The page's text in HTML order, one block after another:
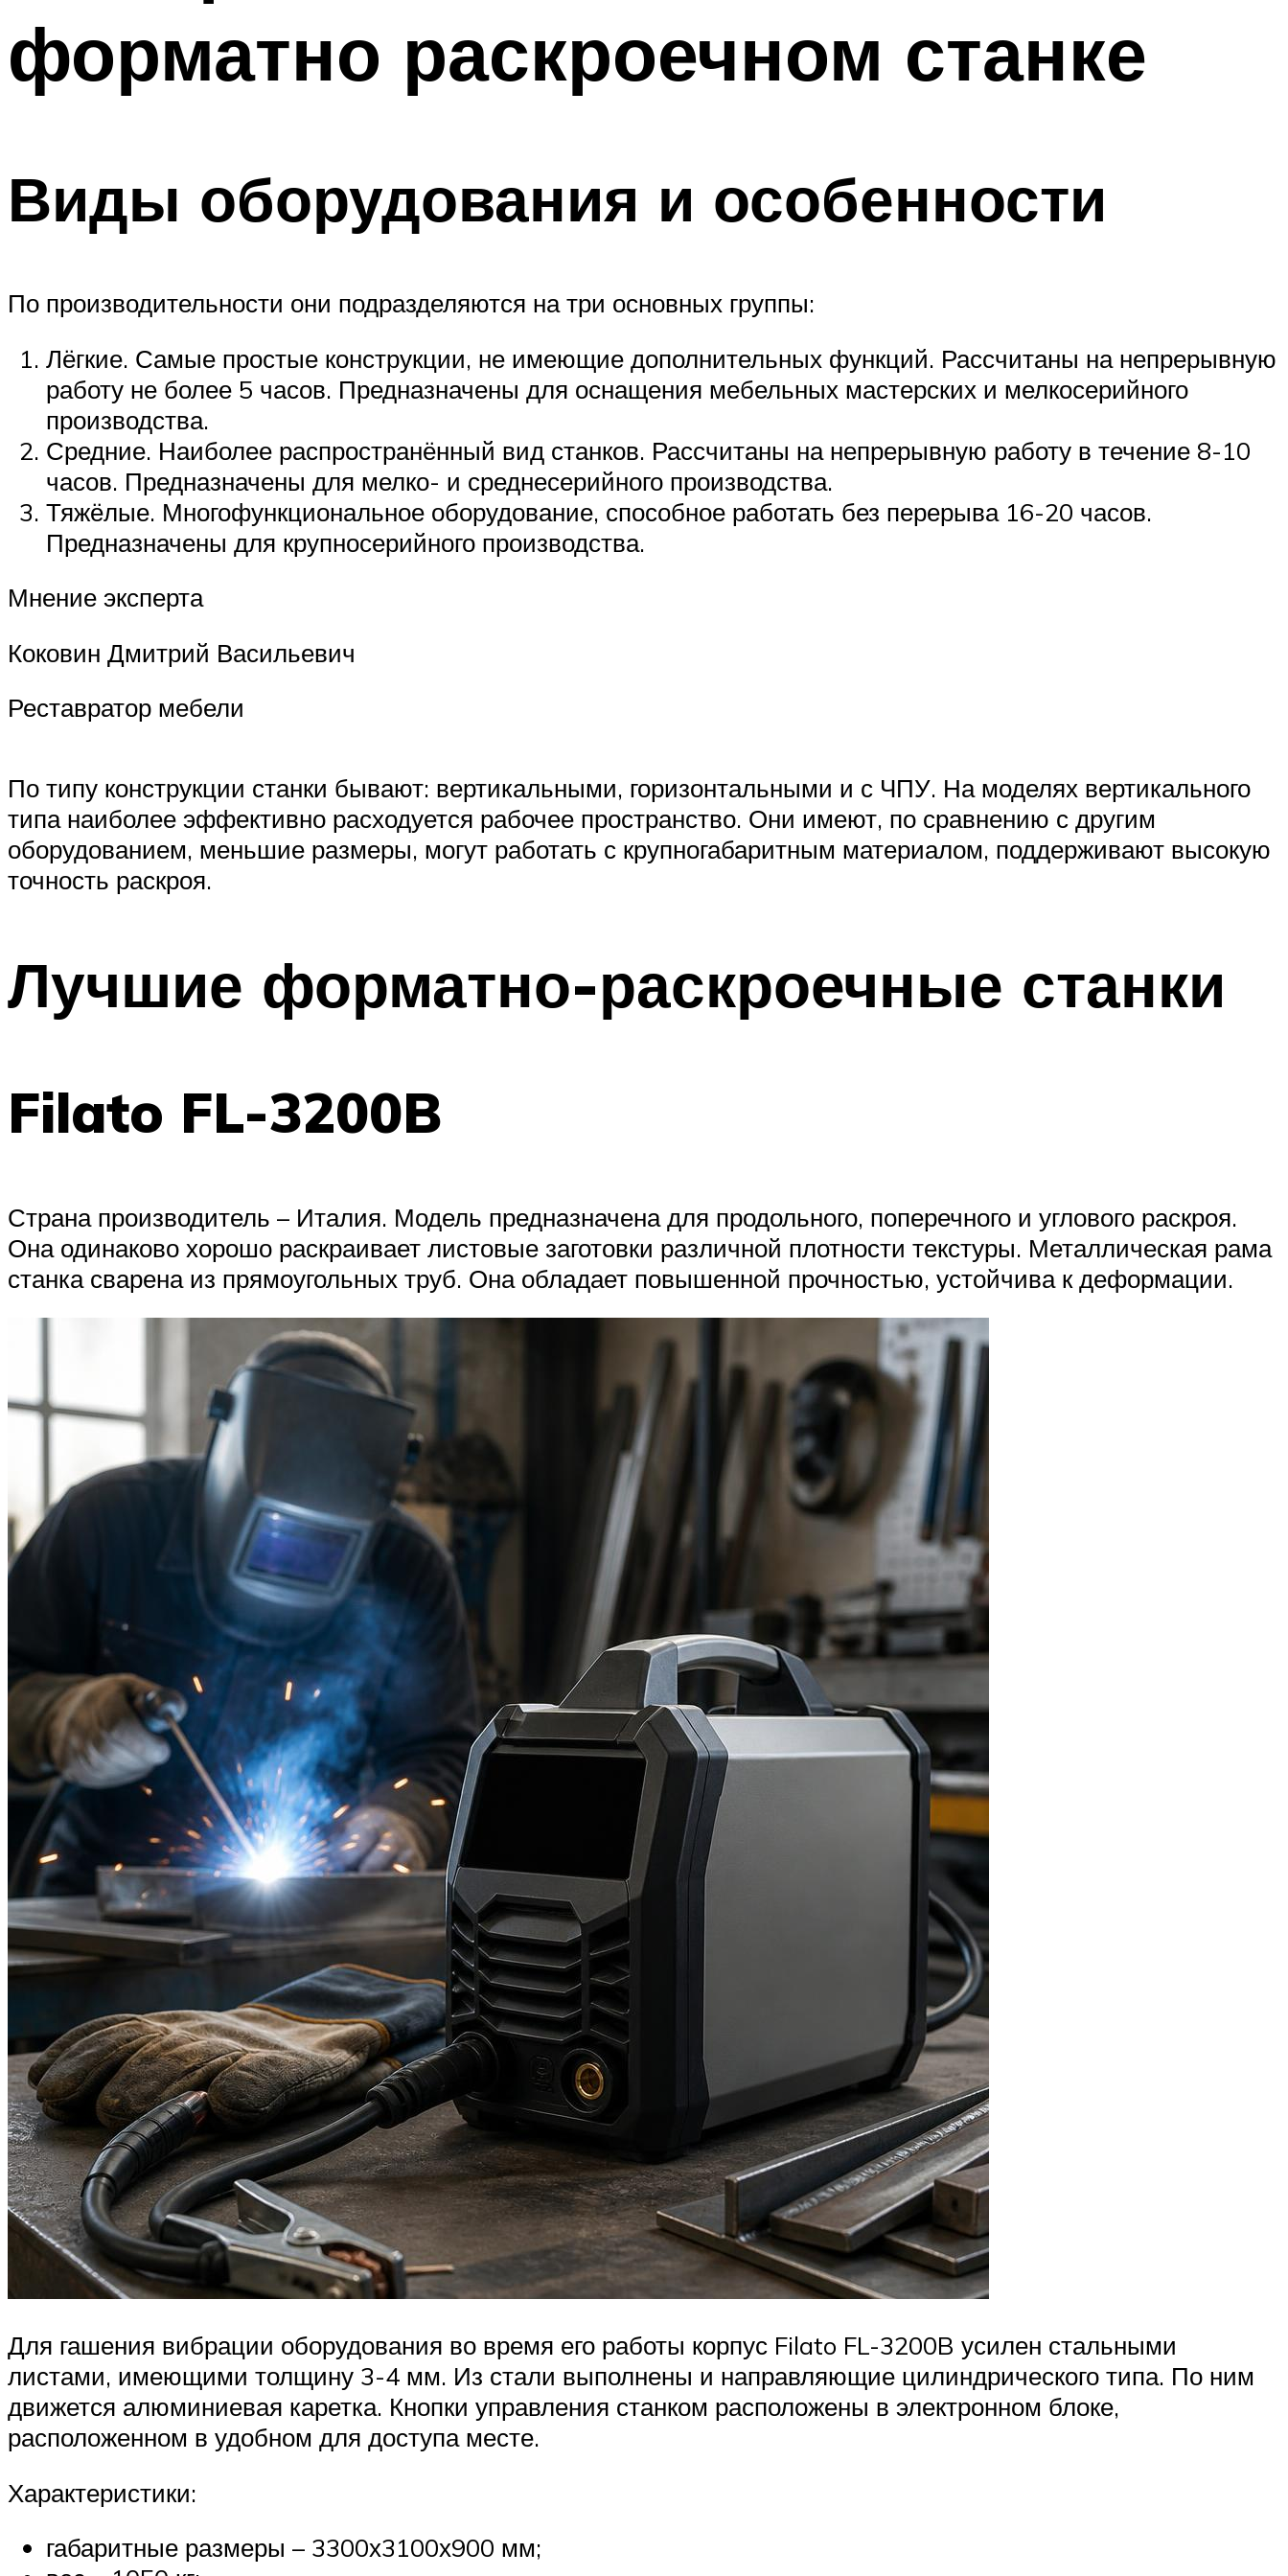
форматно раскроечном станке
Виды оборудования и особенности
По производительности они подразделяются на три основных группы:
Лёгкие. Самые простые конструкции, не имеющие дополнительных функций. Рассчитаны на непрерывную
работу не более 5 часов. Предназначены для оснащения мебельных мастерских и мелкосерийного
производства.
Средние. Наиболее распространённый вид станков. Рассчитаны на непрерывную работу в течение 8-10
часов. Предназначены для мелко- и среднесерийного производства.
Тяжёлые. Многофункциональное оборудование, способное работать без перерыва 16-20 часов.
Предназначены для крупносерийного производства.
Мнение эксперта
Коковин Дмитрий Васильевич
Реставратор мебели
По типу конструкции станки бывают: вертикальными, горизонтальными и с ЧПУ. На моделях вертикального
типа наиболее эффективно расходуется рабочее пространство. Они имеют, по сравнению с другим
оборудованием, меньшие размеры, могут работать с крупногабаритным материалом, поддерживают высокую
точность раскроя.
Лучшие форматно-раскроечные станки
Filato FL-3200B
Страна производитель – Италия. Модель предназначена для продольного, поперечного и углового раскроя.
Она одинаково хорошо раскраивает листовые заготовки различной плотности текстуры. Металлическая рама
станка сварена из прямоугольных труб. Она обладает повышенной прочностью, устойчива к деформации.
Для гашения вибрации оборудования во время его работы корпус Filato FL-3200B усилен стальными
листами, имеющими толщину 3-4 мм. Из стали выполнены и направляющие цилиндрического типа. По ним
движется алюминиевая каретка. Кнопки управления станком расположены в электронном блоке,
расположенном в удобном для доступа месте.
Характеристики:
габаритные размеры – 3300х3100х900 мм;